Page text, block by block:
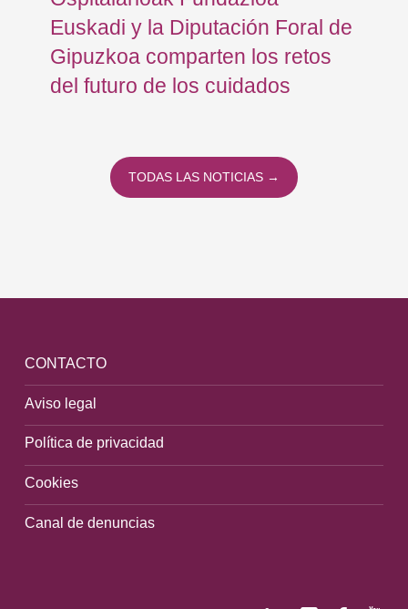
Euskadi y la Diputación Foral de
Gipuzkoa comparten los retos
del futuro de los cuidados
TODAS LAS NOTICIAS →
CONTACTO
Aviso legal
Política de privacidad
Cookies
Canal de denuncias